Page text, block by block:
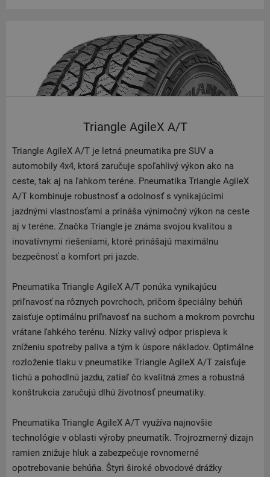
Triangle AgileX A/T
Triangle AgileX A/T je letná pneumatika pre SUV a
automobily 4x4, ktorá zaručuje spoľahlivý výkon ako na
ceste, tak aj na ľahkom teréne. Pneumatika Triangle AgileX
A/T kombinuje robustnosť a odolnosť s vynikajúcimi
jazdnými vlastnosťami a prináša výnimočný výkon na ceste
aj v teréne. Značka Triangle je známa svojou kvalitou a
inovatívnymi riešeniami, ktoré prinášajú maximálnu
bezpečnosť a komfort pri jazde.
Pneumatika Triangle AgileX A/T ponúka vynikajúcu
priľnavosť na rôznych povrchoch, pričom špeciálny behúň
zaisťuje optimálnu priľnavosť na suchom a mokrom povrchu
vrátane ľahkého terénu. Nízky valivý odpor prispieva k
zníženiu spotreby paliva a tým k úspore nákladov. Optimálne
rozloženie tlaku v pneumatike Triangle AgileX A/T zaisťuje
tichú a pohodlnú jazdu, zatiaľ čo kvalitná zmes a robustná
konštrukcia zaručujú dlhú životnosť pneumatiky.
Pneumatika Triangle AgileX A/T využíva najnovšie
technológie v oblasti výroby pneumatík. Trojrozmerný dizajn
ramien znižuje hluk a zabezpečuje rovnomerné
opotrebovanie behúňa. Štyri široké obvodové drážky